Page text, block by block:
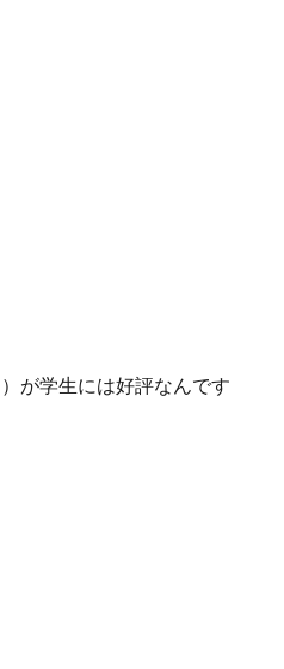
が学生には好評なんです